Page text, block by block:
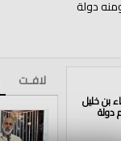
دولة
بن خليل
الــ102 لهدم دولة
لافـت